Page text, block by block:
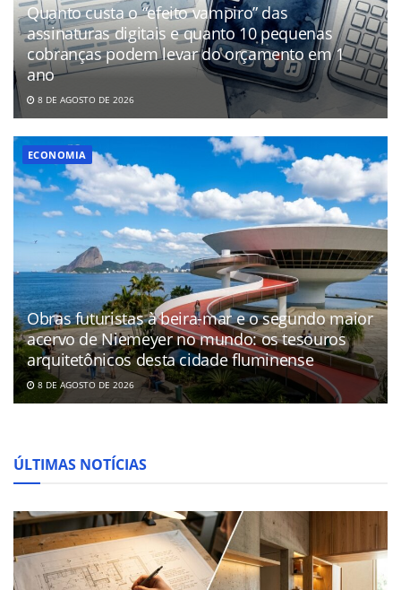
Quanto custa o “efeito vampiro” das
assinaturas digitais e quanto 10 pequenas
cobranças podem levar do orçamento em 1
ano
8 DE AGOSTO DE 2026
ECONOMIA
Obras futuristas à beira-mar e o segundo maior
acervo de Niemeyer no mundo: os tesouros
arquitetônicos desta cidade fluminense
8 DE AGOSTO DE 2026
ÚLTIMAS NOTÍCIAS